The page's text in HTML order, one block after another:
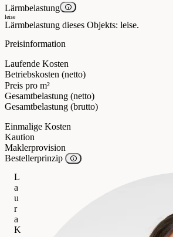
Lärmbelastung
leise
Lärmbelastung dieses Objekts: leise.
Preisinformation
Laufende Kosten
Betriebskosten (netto)
Preis pro m²
Gesamtbelastung (netto)
Gesamtbelastung (brutto)
Einmalige Kosten
Kaution
Maklerprovision
Bestellerprinzip
L
a
u
r
a
K